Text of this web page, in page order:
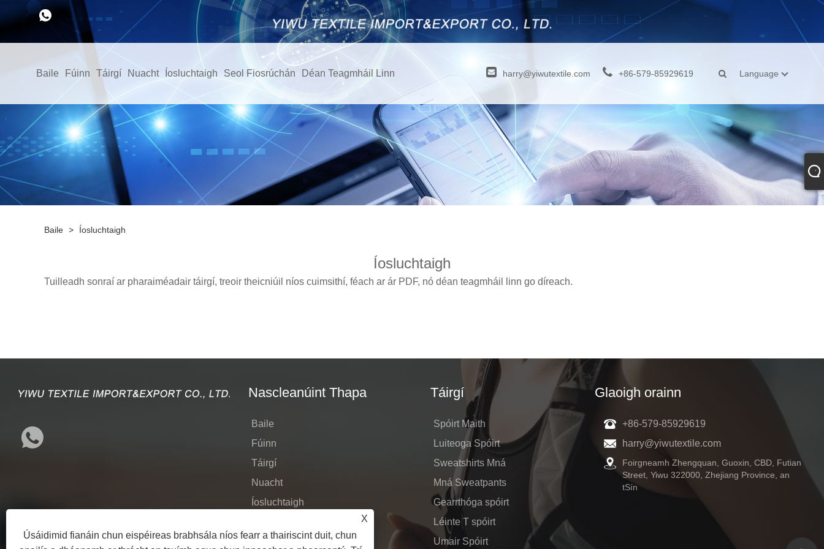
Baile Fúinn Táirgí Nuacht Íosluchtaigh Seol Fiosrúchán Déan Teagmháil Linn harry@yiwutextile.com +86-579-85929619 Language
Baile > Íosluchtaigh
Íosluchtaigh
Tuilleadh sonraí ar pharaiméadair táirgí, treoir theicniúil níos cuimsithí, féach ar ár PDF, nó déan teagmháil linn go díreach.
X
Úsáidimid fianáin chun eispéireas brabhsála níos fearr a thairiscint duit, chun
Nascleanúint Thapa
Baile
Fúinn
Táirgí
Nuacht
Íosluchtaigh
Déan Teagmháil Linn
Táirgí
Spóirt Maith
Luiteoga Spóirt
Sweatshirts Mná
Mná Sweatpants
Gearrthóga spóirt
Léinte T spóirt
Umair Spóirt
Glaoigh orainn
+86-579-85929619
harry@yiwutextile.com
Foirgneamh Zhengquan, Guoxin, CBD, Futian
Street, Yiwu 322000, Zhejiang Province, an
tSín